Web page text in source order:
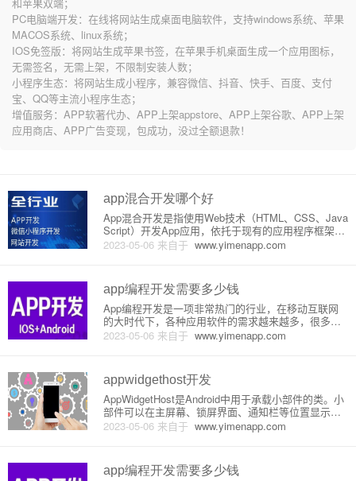
PC电脑端开发：在线将网站生成桌面电脑软件，支持windows系统、苹果
MACOS系统、linux系统；
IOS免签版：将网站生成苹果书签，在苹果手机桌面生成一个应用图标，
无需签名，无需上架，不限制安装人数；
小程序生态：将网站生成小程序，兼容微信、抖音、快手、百度、支付
宝、QQ等主流小程序生态；
增值服务：APP软著代办、APP上架appstore、APP上架谷歌、APP上架
应用商店、APP广告变现，包成功，没过全额退款！
app混合开发哪个好
2023-05-06 来自于 www.yimenapp.com
App混合开发是指使用Web技术（HTML、CSS、Java
Script）开发App应用，依托于现有的应用程序框架
（比如React Native、Flutter、Ionic）将Web技术桥
接进App中。本文将从原理和详细介绍两个方面来分
app编程开发需要多少钱
2023-05-06 来自于 www.yimenapp.com
App编程开发是一项非常热门的行业，在移动互联网
的大时代下，各种应用软件的需求越来越多，很多人
也希望能够开发属于自己的App软件。但是，App软件
的开发需要一定的技术和资源投入，接下来我们会详
本是最重
appwidgethost开发
2023-05-06 来自于 www.yimenapp.com
AppWidgetHost是Android中用于承载小部件的类。小
部件可以在主屏幕、锁屏界面、通知栏等位置显示，
是很多Android应用的重要功能。通过AppWidgetHos
t，我们可以获取已经安装的小部件，并将它们添加到
app编程开发需要多少钱